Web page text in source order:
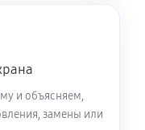
и объясняем,
замены или